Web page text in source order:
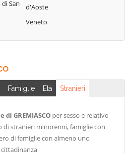
Sala Monferrato
Sale
Monferrato
Curone
Sant'Agata Fossili
Sardigliano
San
d'Aoste
Veneto
Famiglie Età Stranieri
di GREMIASCO per sesso e relativo
stranieri minorenni, famiglie con
di famiglie con almeno uno